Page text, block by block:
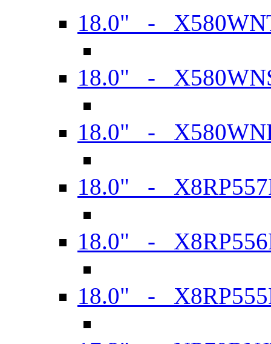
18.0" -
18.0" -
18.0" -
18.0" -
18.0" -
18.0" -